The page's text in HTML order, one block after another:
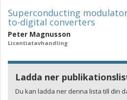
Superconducting
to-digital converters
Peter Magnusson
Licentiatavhandling
Ladda ner
Du kan ladda ner denna lista till din